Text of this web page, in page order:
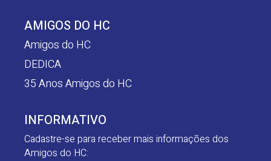
AMIGOS DO HC
Amigos do HC
DEDICA
35 Anos Amigos do HC
INFORMATIVO
Cadastre-se para receber mais informações dos
Amigos do HC: